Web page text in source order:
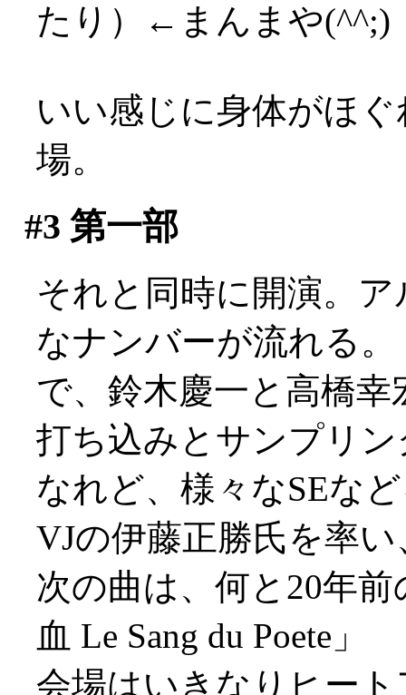
たり）←まんまや(^^;)
いい感じに身体がほ
場。
#3 第一部
それと同時に開演。
なナンバーが流れる。
で、鈴木慶一と高橋
打ち込みとサンプリ
なれど、様々なSEな
VJの伊藤正勝氏を率
次の曲は、何と20年
血 Le Sang du Poete」
会場はいきなりヒー